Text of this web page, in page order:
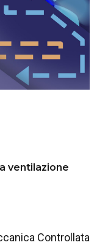
ventilazione
Controllata